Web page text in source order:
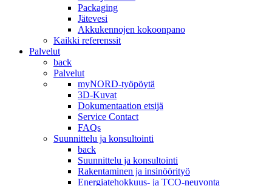
Packaging
Jätevesi
Akkukennojen kokoonpano
Kaikki referenssit
Palvelut
back
Palvelut
myNORD-työpöytä
3D-Kuvat
Dokumentaation etsijä
Service Contact
FAQs
Suunnittelu ja konsultointi
back
Suunnittelu ja konsultointi
Rakentaminen ja insinöörityö
Energiatehokkuus- ja TCO-neuvonta